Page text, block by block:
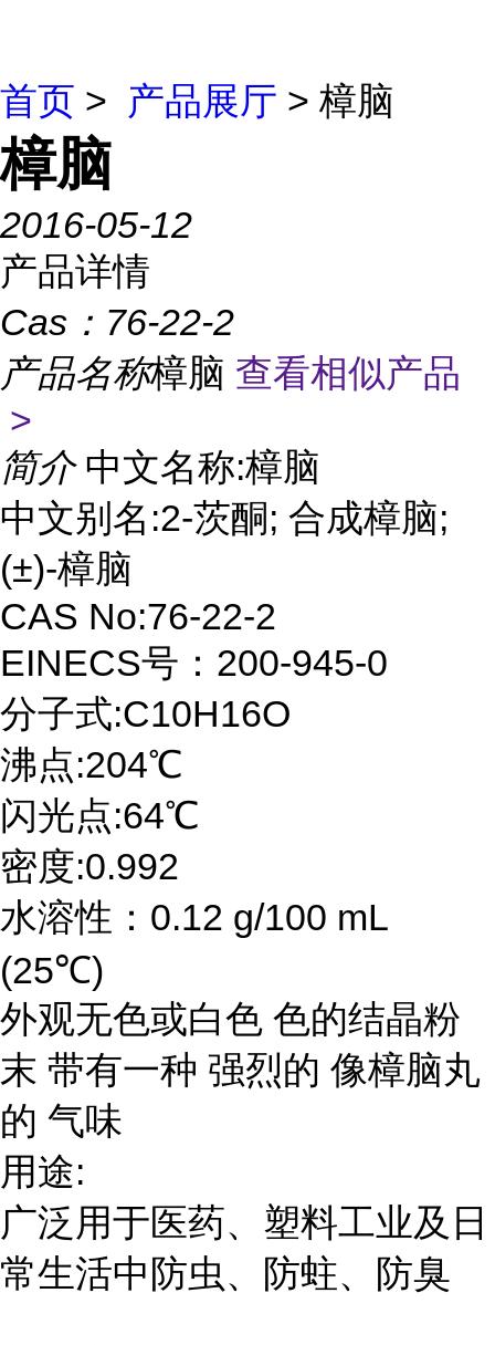
首页 > 产品展厅 > 樟脑
樟脑
2016-05-12
产品详情
Cas： 76-22-2
产品名称樟脑 查看相似产品
>
简介 中文名称:樟脑
中文别名:2-茨酮; 合成樟脑;
(±)-樟脑
CAS No:76-22-2
EINECS号：200-945-0
分子式:C10H16O
沸点:204℃
闪光点:64℃
密度:0.992
水溶性：0.12 g/100 mL
(25℃)
外观无色或白色 色的结晶粉
末 带有一种 强烈的 像樟脑丸
的 气味
用途:
广泛用于医药、塑料工业及日
常生活中防虫、防蛀、防臭